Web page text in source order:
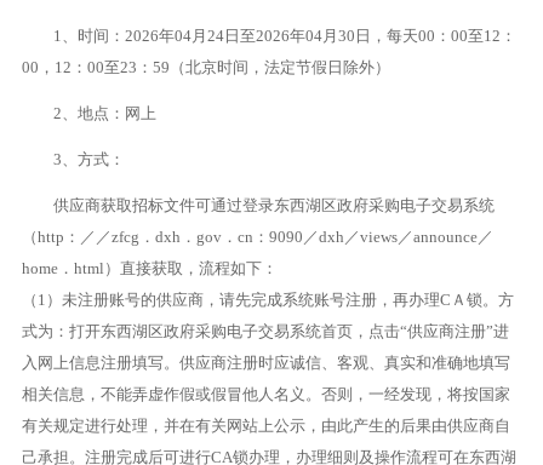
1、时间：2026年04月24日至2026年04月30日，每天00：00至12：
00，12：00至23：59（北京时间，法定节假日除外）
2、地点：网上
3、方式：
供应商获取招标文件可通过登录东西湖区政府采购电子交易系统
（http：／／zfcg．dxh．gov．cn：9090／dxh／views／announce／
home．html）直接获取，流程如下：
（1）未注册账号的供应商，请先完成系统账号注册，再办理CＡ锁。方
式为：打开东西湖区政府采购电子交易系统首页，点击“供应商注册”进
入网上信息注册填写。供应商注册时应诚信、客观、真实和准确地填写
相关信息，不能弄虚作假或假冒他人名义。否则，一经发现，将按国家
有关规定进行处理，并在有关网站上公示，由此产生的后果由供应商自
己承担。注册完成后可进行CA锁办理，办理细则及操作流程可在东西湖